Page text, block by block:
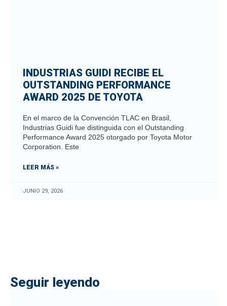
INDUSTRIAS GUIDI RECIBE EL
OUTSTANDING PERFORMANCE
AWARD 2025 DE TOYOTA
En el marco de la Convención TLAC en Brasil,
Industrias Guidi fue distinguida con el Outstanding
Performance Award 2025 otorgado por Toyota Motor
Corporation. Este
LEER MÁS »
JUNIO 29, 2026
Seguir leyendo